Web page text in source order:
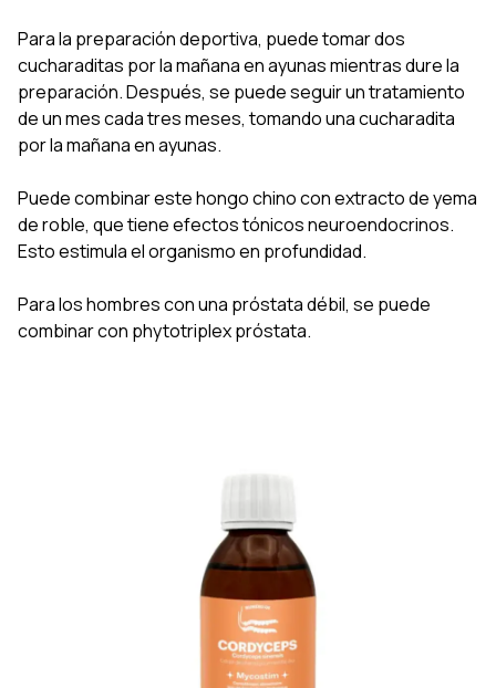
Para la preparación deportiva, puede tomar dos
cucharaditas por la mañana en ayunas mientras dure la
preparación. Después, se puede seguir un tratamiento
de un mes cada tres meses, tomando una cucharadita
por la mañana en ayunas.
Puede combinar este hongo chino con extracto de yema
de roble, que tiene efectos tónicos neuroendocrinos.
Esto estimula el organismo en profundidad.
Para los hombres con una próstata débil, se puede
combinar con phytotriplex próstata.